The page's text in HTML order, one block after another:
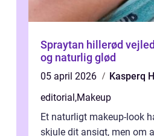
Spraytan hillerød vejledning til en flot
og naturlig glød
05 april 2026
Kasperq
editorial,Makeup
Et naturligt makeup-look
skjule dit ansigt, men om